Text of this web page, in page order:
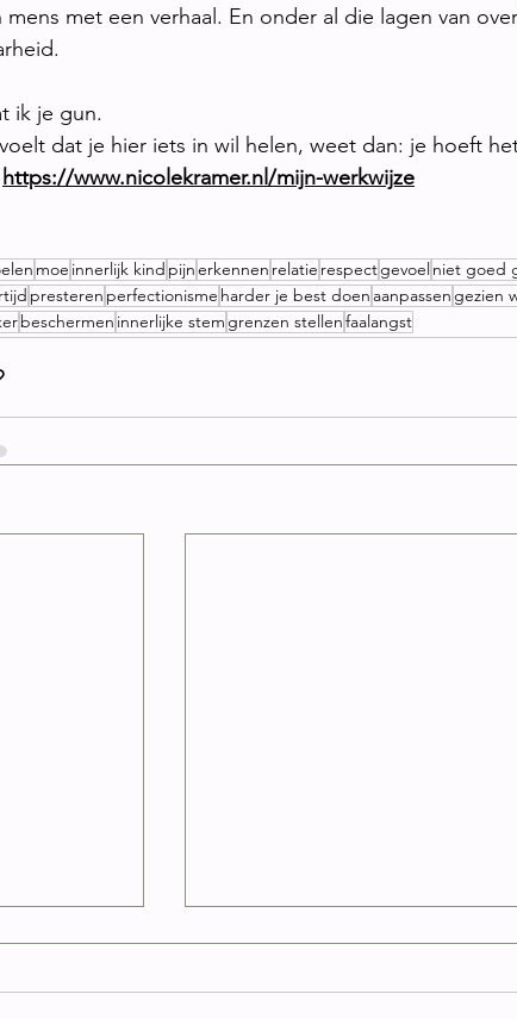
mens met een verhaal. En onder al die lagen van
ik je gun.
dat je hier iets in wil helen, weet dan: je hoeft
https://www.nicolekramer.nl/mijn-werkwijze
moe innerlijk kind pijnerkennen relatie respectgevoelniet goed
presteren perfectionisme harder je best doen aanpassen gezien
beschermen innerlijke stem grenzen stellenfaalangst